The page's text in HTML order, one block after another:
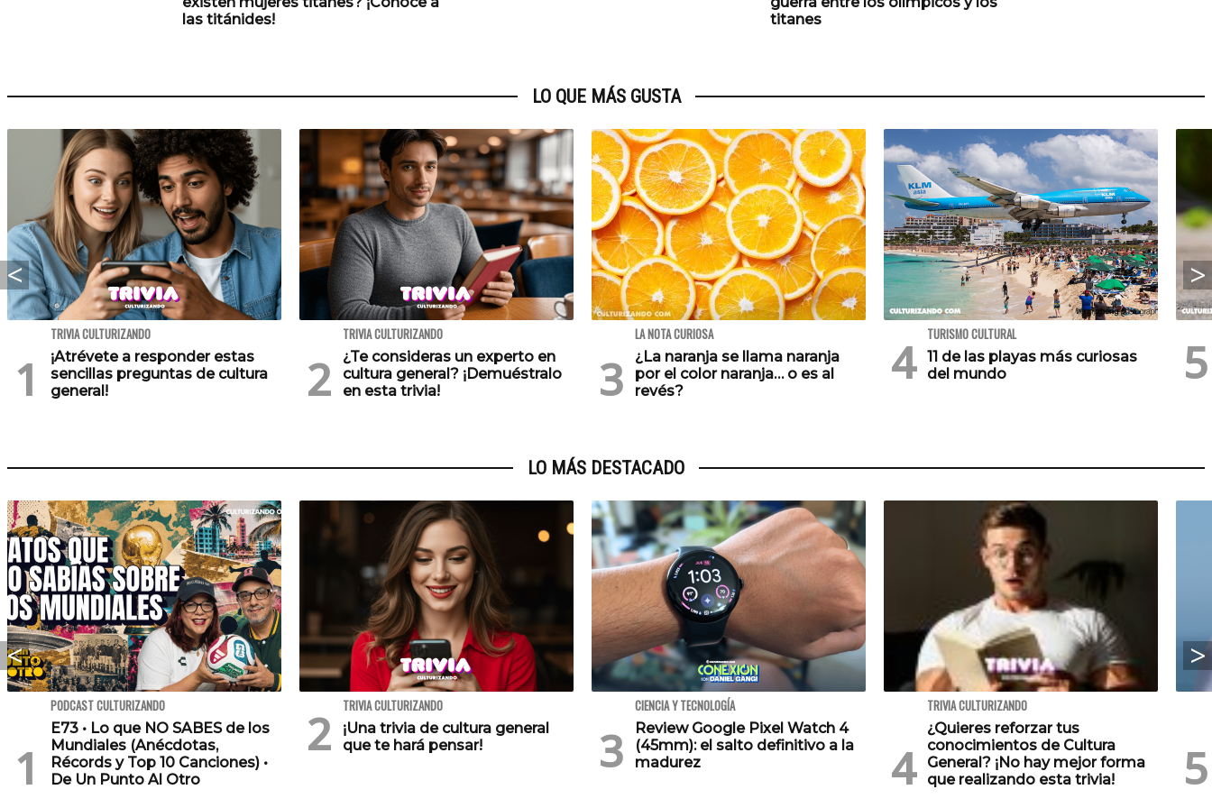
las titánides!
titanes
LO QUE MÁS GUSTA
TRIVIA CULTURIZANDO
¡Atrévete a responder estas
sencillas preguntas de cultura
general!
TRIVIA CULTURIZANDO
¿Te consideras un experto en
cultura general? ¡Demuéstralo
en esta trivia!
LA NOTA CURIOSA
¿La naranja se llama naranja
por el color naranja… o es al
revés?
TURISMO CULTURAL
11 de las playas más curiosas
del mundo
LO MÁS DESTACADO
PODCAST CULTURIZANDO
E73 • Lo que NO SABES de los
Mundiales (Anécdotas,
Récords y Top 10 Canciones) •
De Un Punto Al Otro
TRIVIA CULTURIZANDO
¡Una trivia de cultura general
que te hará pensar!
CIENCIA Y TECNOLOGÍA
Review Google Pixel Watch 4
(45mm): el salto definitivo a la
madurez
TRIVIA CULTURIZANDO
¿Quieres reforzar tus
conocimientos de Cultura
General? ¡No hay mejor forma
que realizando esta trivia!